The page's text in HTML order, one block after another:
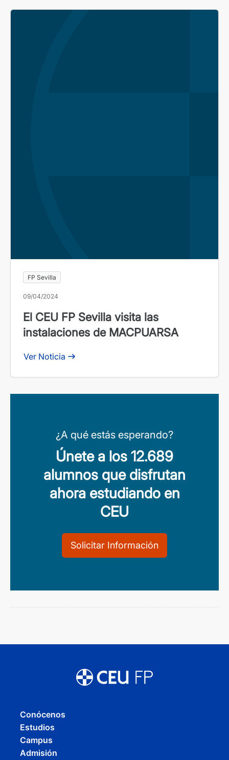
FP Sevilla
09/04/2024
El CEU FP Sevilla visita las
instalaciones de MACPUARSA
Ver Noticia
¿A qué estás esperando?
Únete a los 12.689
alumnos que disfrutan
ahora estudiando en
CEU
Solicitar Información
Conócenos
Estudios
Campus
Admisión